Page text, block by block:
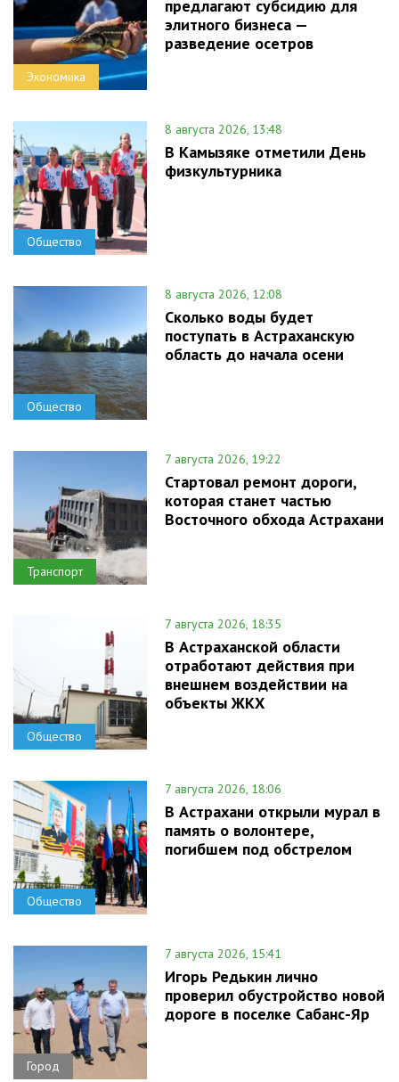
Экономика
предлагают субсидию для
элитного бизнеса —
разведение осетров
Общество
8 августа 2026, 13:48
В Камызяке отметили День
физкультурника
Общество
8 августа 2026, 12:08
Сколько воды будет
поступать в Астраханскую
область до начала осени
Транспорт
7 августа 2026, 19:22
Стартовал ремонт дороги,
которая станет частью
Восточного обхода Астрахани
Общество
7 августа 2026, 18:35
В Астраханской области
отработают действия при
внешнем воздействии на
объекты ЖКХ
Общество
7 августа 2026, 18:06
В Астрахани открыли мурал в
память о волонтере,
погибшем под обстрелом
Город
7 августа 2026, 15:41
Игорь Редькин лично
проверил обустройство новой
дороге в поселке Сабанс-Яр